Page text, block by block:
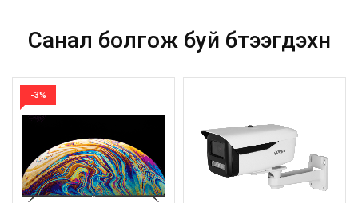
Санал болгож буй бүтээгдэхүүн
-3%